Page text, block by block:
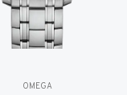
OMEGA